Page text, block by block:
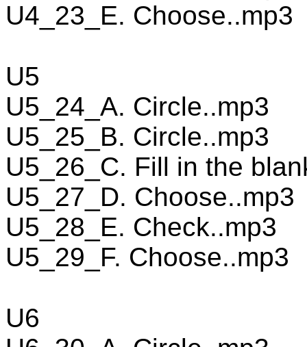
U4_23_E. Choose..mp3
U5
U5_24_A. Circle..mp3
U5_25_B. Circle..mp3
U5_26_C. Fill in the
U5_27_D. Choose..mp3
U5_28_E. Check..mp3
U5_29_F. Choose..mp3
U6